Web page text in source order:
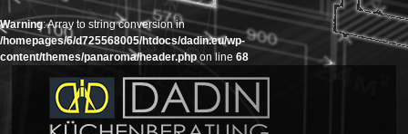
Warning: Array to string conversion in
/homepages/6/d725568005/htdocs/dadin.eu/wp-
content/themes/panaroma/header.phpon line 68